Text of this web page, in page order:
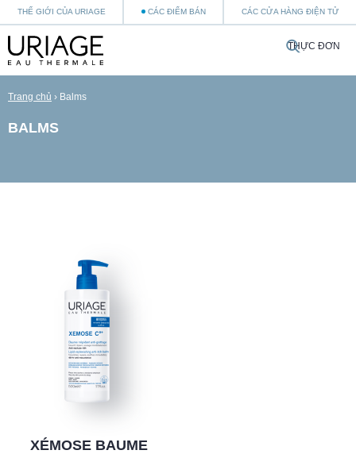
THẾ GIỚI CỦA URIAGE CÁC ĐIỂM BÁN CÁC CỬA HÀNG ĐIỆN TỬ
THỰC ĐƠN
Trang chủ › Balms
BALMS
XÉMOSE BAUME